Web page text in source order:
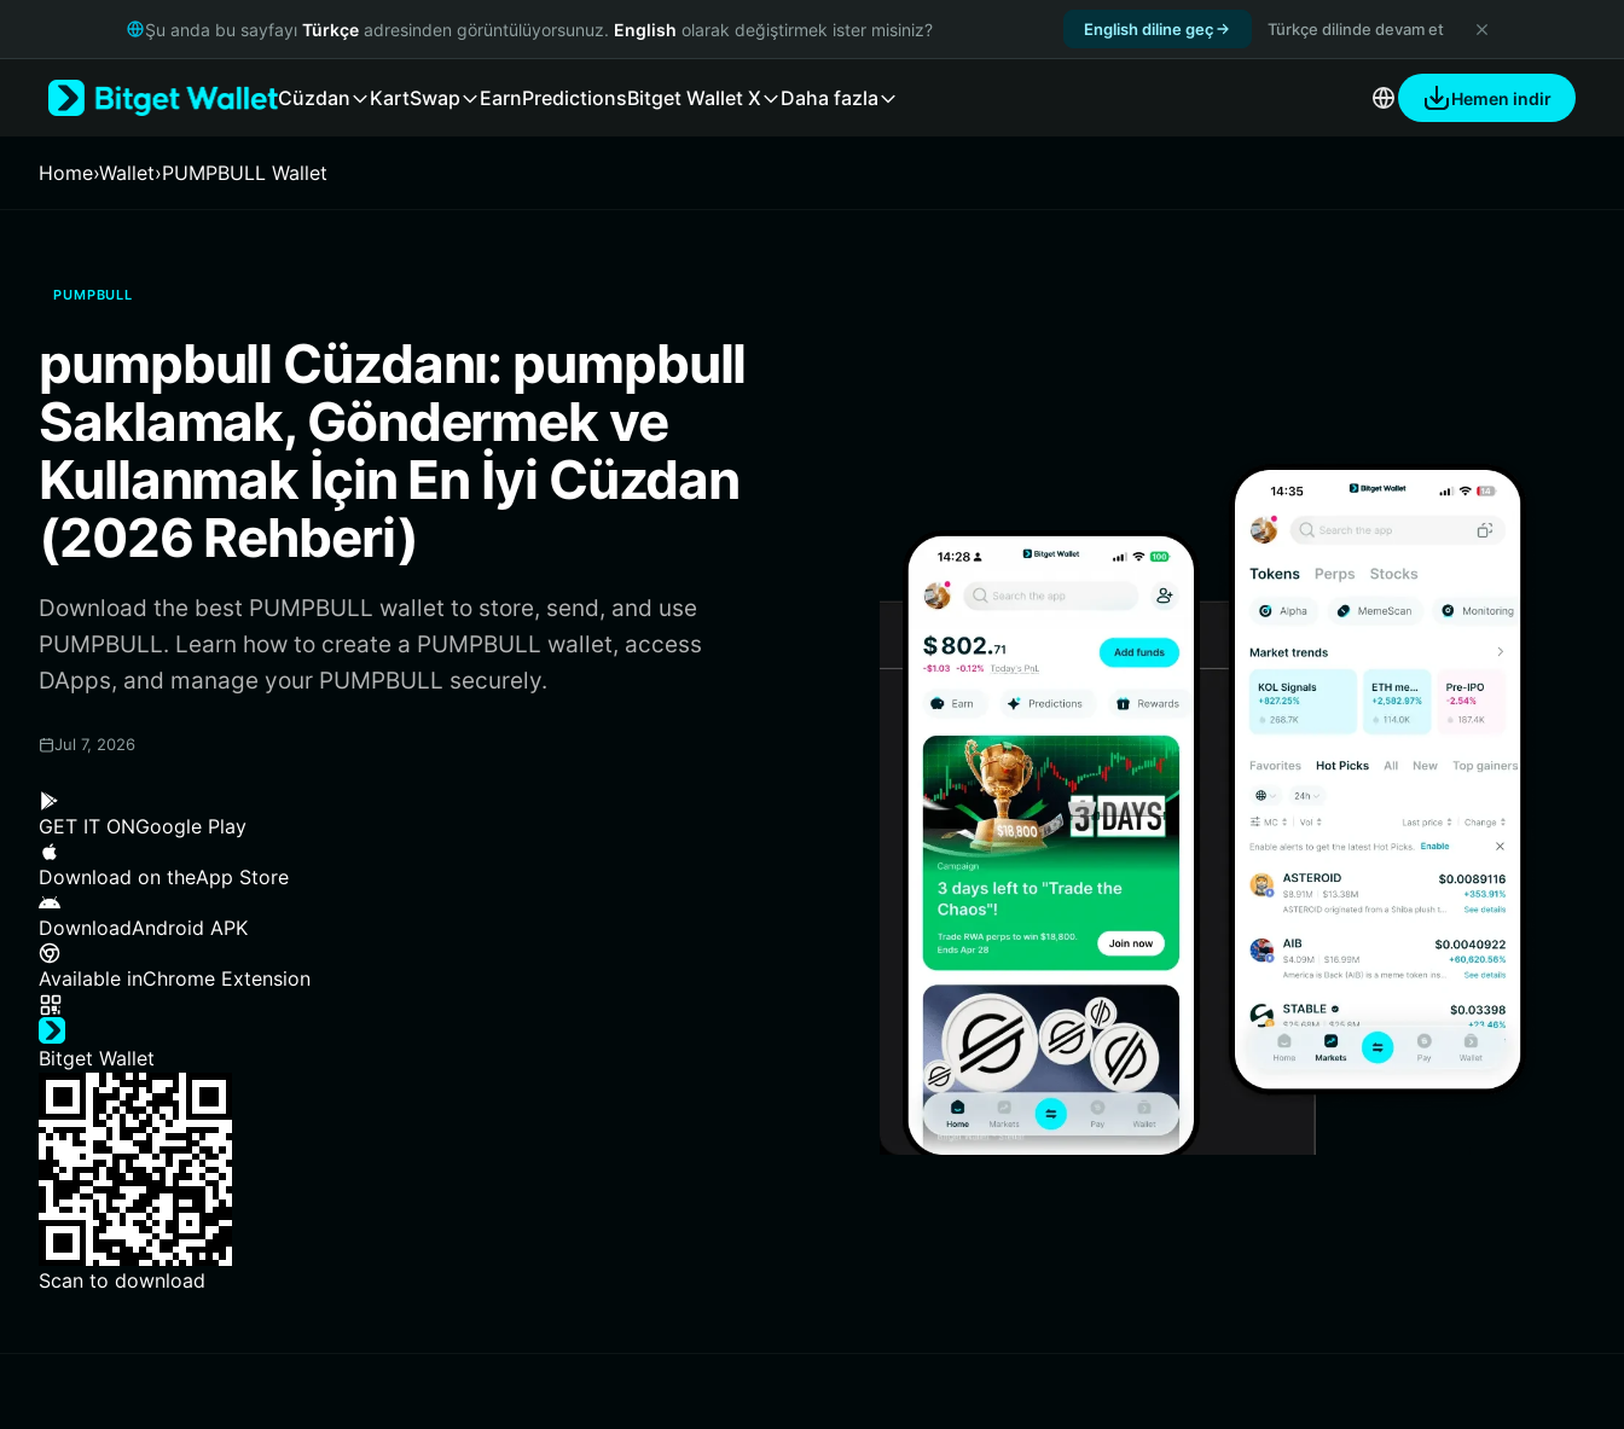
Русский
Italiano
繁體中文
Bahasa Indonesia
ภาษาไทย
Español
Português (Brasil)
Español (Argentina)
Şu anda bu sayfayı Türkçe adresinden görüntülüyorsunuz. English olarak değiştirmek ister misiniz? English diline geç Türkçe dilinde devam et
Cüzdan KartSwap EarnPredictionsBitget Wallet X Daha fazla Hemen indir
Home›Wallet›PUMPBULL Wallet
PUMPBULL
pumpbull Cüzdanı: pumpbull
Saklamak, Göndermek ve
Kullanmak İçin En İyi Cüzdan
(2026 Rehberi)
Download the best PUMPBULL wallet to store, send, and use
PUMPBULL. Learn how to create a PUMPBULL wallet, access
DApps, and manage your PUMPBULL securely.
Jul 7, 2026
GET IT ONGoogle Play
Download on theApp Store
DownloadAndroid APK
Available inChrome Extension
Bitget Wallet
Scan to download